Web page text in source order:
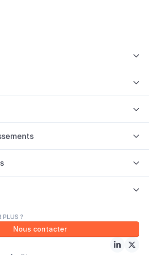
PLUS ?
Nous contacter
 





